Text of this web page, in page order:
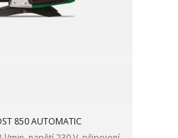
850 AUTOMATIC